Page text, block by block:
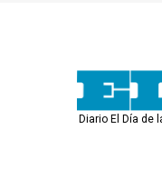
Diario El Día de